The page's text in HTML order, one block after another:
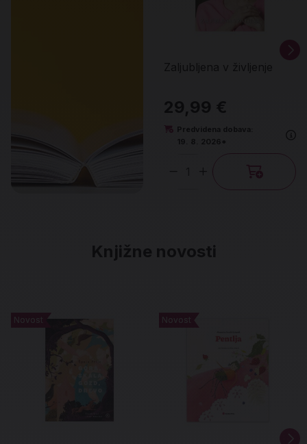
Zaljubljena v življenje
29,99 €
Predvidena dobava:
19. 8. 2026*
Knjižne novosti
Novost
Novost Novost
Novost